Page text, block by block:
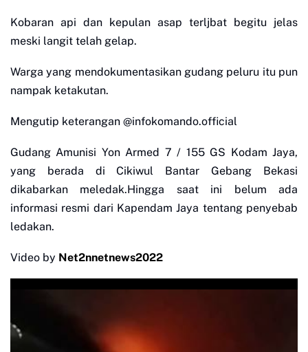
Kobaran api dan kepulan asap terljbat begitu jelas
meski langit telah gelap.
Warga yang mendokumentasikan gudang peluru itu pun
nampak ketakutan.
Mengutip keterangan @infokomando.official
Gudang Amunisi Yon Armed 7 / 155 GS Kodam Jaya,
yang berada di Cikiwul Bantar Gebang Bekasi
dikabarkan meledak.Hingga saat ini belum ada
informasi resmi dari Kapendam Jaya tentang penyebab
ledakan.
Video by Net2nnetnews2022